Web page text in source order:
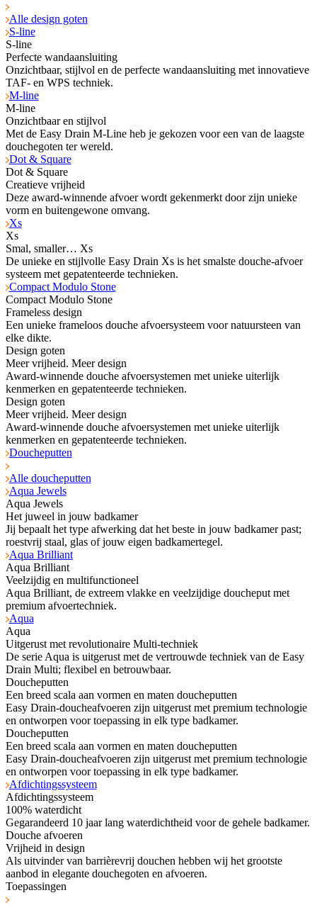
Alle design goten
S-line
S-line
Perfecte wandaansluiting
Onzichtbaar, stijlvol en de perfecte wandaansluiting met innovatieve
TAF- en WPS tech­niek.
M-line
M-line
Onzichtbaar en stijlvol
Met de Easy Drain M-Line heb je gekozen voor een van de laagste
douchegoten ter wereld.
Dot & Square
Dot & Square
Creatieve vrijheid
Deze award-winnende afvoer wordt gekenmerkt door zijn unieke
vorm en buitengewone omvang.
Xs
Xs
Smal, smaller… Xs
De unieke en stijlvolle Easy Drain Xs is het smalste douche-afvoer
systeem met gepatenteerde technieken.
Compact Modulo Stone
Compact Modulo Stone
Frameless design
Een unieke frameloos douche afvoersysteem voor natuursteen van
elke dikte.
Design goten
Meer vrijheid. Meer design
Award-winnende douche afvoersystemen met unieke uiterlijk
kenmerken en gepatenteerde technieken.
Design goten
Meer vrijheid. Meer design
Award-winnende douche afvoersystemen met unieke uiterlijk
kenmerken en gepatenteerde technieken.
Doucheputten
Alle doucheputten
Aqua Jewels
Aqua Jewels
Het juweel in jouw badkamer
Jij bepaalt het type afwerking dat het beste in jouw badkamer past;
roestvrij staal, glas of jouw eigen badkamertegel.
Aqua Brilliant
Aqua Brilliant
Veelzijdig en multifunctioneel
Aqua Brilliant, de extreem vlakke en veelzijdige doucheput met
premium afvoertechniek.
Aqua
Aqua
Uitgerust met revolutionaire Multi-techniek
De serie Aqua is uitgerust met de vertrouwde techniek van de Easy
Drain Multi; flexibel en betrouwbaar.
Doucheputten
Een breed scala aan vormen en maten doucheputten
Easy Drain-doucheafvoeren zijn uitgerust met premium technologie
en ontworpen voor toepassing in elk type badkamer.
Doucheputten
Een breed scala aan vormen en maten doucheputten
Easy Drain-doucheafvoeren zijn uitgerust met premium technologie
en ontworpen voor toepassing in elk type badkamer.
Afdichtingssysteem
Afdichtingssysteem
100% waterdicht
Gegarandeerd 10 jaar lang waterdichtheid voor de gehele badkamer.
Douche afvoeren
Vrijheid in design
Als uitvinder van barrièrevrij douchen hebben wij het grootste
aanbod in elegante douchegoten en afvoeren.
Toepassingen